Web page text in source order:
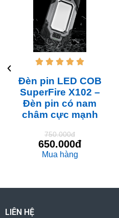
    
Đèn pin LED COB
SuperFire X102 –
Đèn pin có nam
châm cực mạnh
750.000đ
650.000đ
Mua hàng
LIÊN HỆ